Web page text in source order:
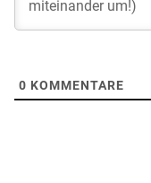
0 KOMMENTARE